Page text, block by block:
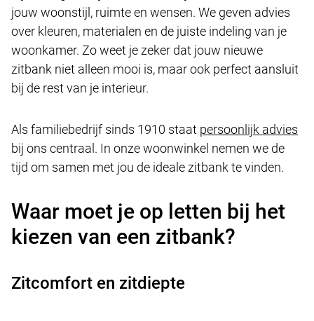
jouw woonstijl, ruimte en wensen. We geven advies
over kleuren, materialen en de juiste indeling van je
woonkamer. Zo weet je zeker dat jouw nieuwe
zitbank niet alleen mooi is, maar ook perfect aansluit
bij de rest van je interieur.
Als familiebedrijf sinds 1910 staat persoonlijk advies
bij ons centraal. In onze woonwinkel nemen we de
tijd om samen met jou de ideale zitbank te vinden.
Waar moet je op letten bij het
kiezen van een zitbank?
Zitcomfort en zitdiepte